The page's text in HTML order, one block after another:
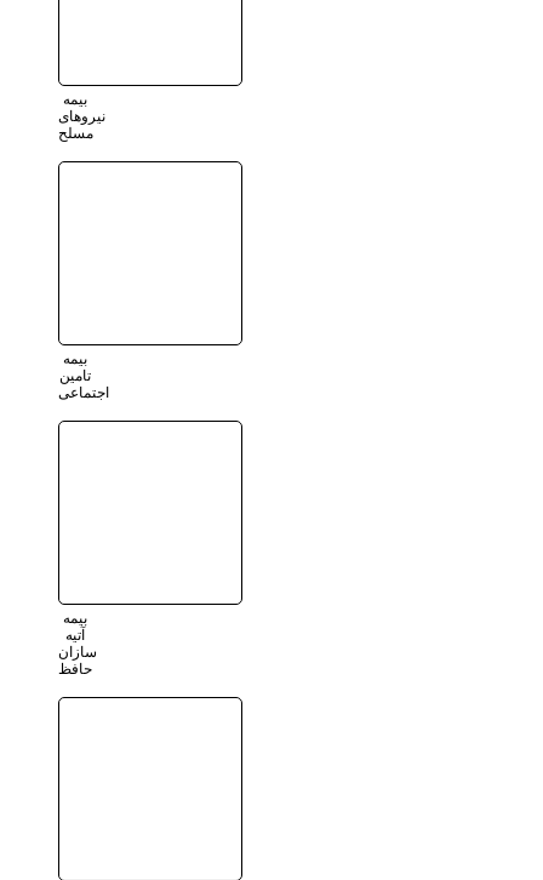
بیمه
نیروهای
مسلح
بیمه
تامین
اجتماعی
بیمه
آتیه
سازان
حافظ